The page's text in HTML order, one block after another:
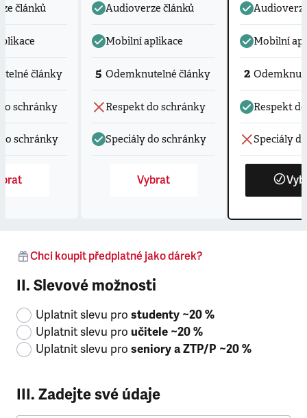
článků
články
schránky
schránky
Audioverze článků
Mobilní aplikace
5 Odemknutelné články
Respekt do schránky
Speciály do schránky
Vybrat
Mobilní
2
Respekt
Speciály
Chci koupit předplatné jako dárek?
II. Slevové možnosti
Uplatnit slevu pro studenty ~20 %
Uplatnit slevu pro učitele ~20 %
Uplatnit slevu pro seniory a ZTP/P ~20 %
III. Zadejte své údaje